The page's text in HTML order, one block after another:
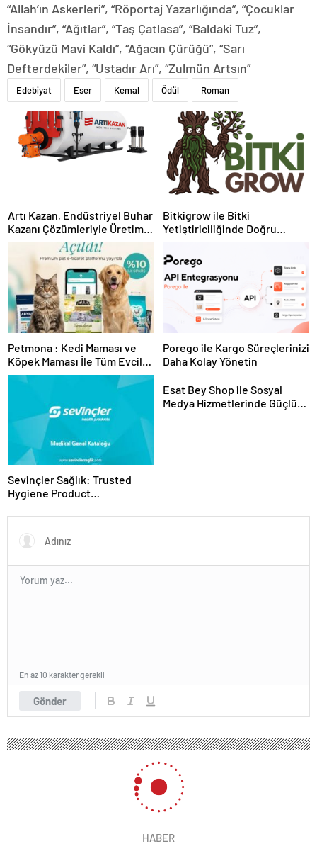
“Allah’ın Askerleri”, “Röportaj Yazarlığında”, “Çocuklar
İnsandır”, “Ağıtlar”, “Taş Çatlasa”, “Baldaki Tuz”,
“Gökyüzü Mavi Kaldı”, “Ağacın Çürüğü”, “Sarı
Defterdekiler”, “Ustadır Arı”, “Zulmün Artsın”
Edebiyat Eser Kemal Ödül Roman
Artı Kazan, Endüstriyel Buhar
Kazanı Çözümleriyle Üretim
Tesislerine Verimli Sistemler
Sunuyor
Bitkigrow ile Bitki
Yetiştiriciliğinde Doğru
Petmona : Kedi Maması ve
Köpek Maması İle Tüm Evcil
Hayvan Ürünleri
Porego ile Kargo Süreçlerinizi
Daha Kolay Yönetin
Sevinçler Sağlık: Trusted
Hygiene Product
Esat Bey Shop ile Sosyal
Medya Hizmetlerinde Güçlü
Gönder
En az 10 karakter gerekli
HABER